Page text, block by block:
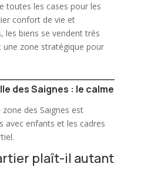
toutes les cases pour les
confort de vie et
les biens se vendent très
zone stratégique pour
des Saignes : le calme
zone des Saignes est
avec enfants et les cadres
plaît-il autant